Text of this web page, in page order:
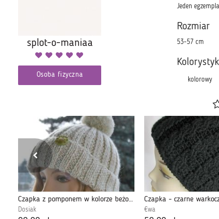
Jeden
Rozmiar
53-57 cm
kolorowy
splot-o-maniaa
Osoba fizyczna
Czapka z pomponem w kolorze beżowy i seledyn
Dosiak
Czapka - czarne
€wa